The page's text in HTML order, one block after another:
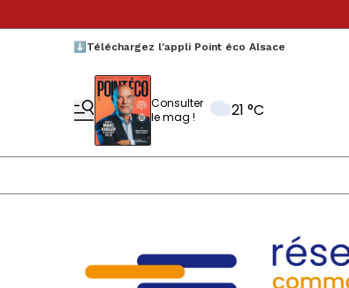
⬇️Téléchargez l'appli Point éco Alsace
Consulter
le mag !
21 °C